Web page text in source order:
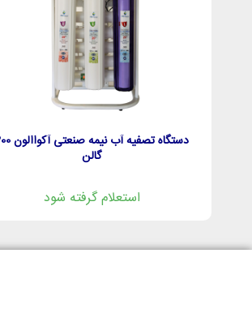
دستگاه تصفیه آب
گالن
استعلام گرفته شود